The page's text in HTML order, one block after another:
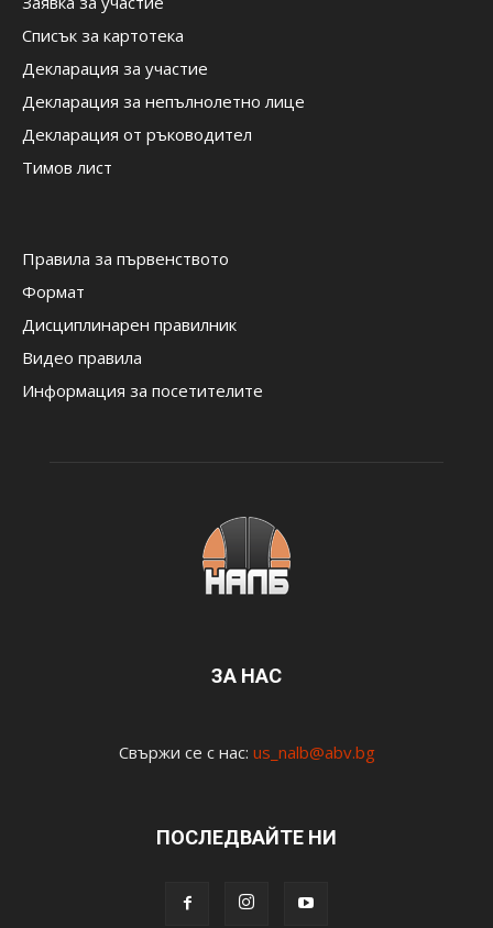
Списък за картотека
Декларация за участие
Декларация за непълнолетно лице
Декларация от ръководител
Тимов лист
Правила за първенството
Формат
Дисциплинарен правилник
Видео правила
Информация за посетителите
ЗА НАС
Свържи се с нас: us_nalb@abv.bg
ПОСЛЕДВАЙТЕ НИ